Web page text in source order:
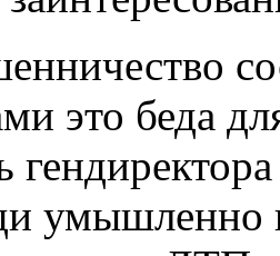
это беда